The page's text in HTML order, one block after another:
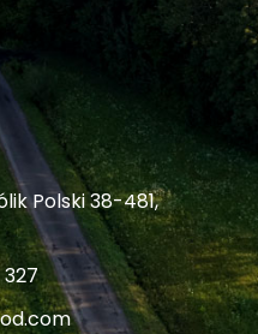
Polski 38-481,